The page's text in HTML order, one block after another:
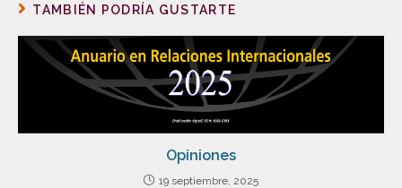
TAMBIÉN PODRÍA GUSTARTE
Opiniones
19 septiembre, 2025